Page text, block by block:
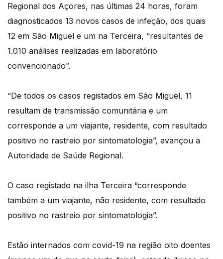
Regional dos Açores, nas últimas 24 horas, foram
diagnosticados 13 novos casos de infeção, dos quais
12 em São Miguel e um na Terceira, “resultantes de
1.010 análises realizadas em laboratório
convencionado”.
“De todos os casos registados em São Miguel, 11
resultam de transmissão comunitária e um
corresponde a um viajante, residente, com resultado
positivo no rastreio por sintomatologia”, avançou a
Autoridade de Saúde Regional.
O caso registado na ilha Terceira “corresponde
também a um viajante, não residente, com resultado
positivo no rastreio por sintomatologia”.
Estão internados com covid-19 na região oito doentes